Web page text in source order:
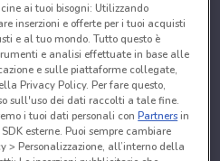
ai tuoi bisogni: Utilizzando
inserzioni e offerte per i tuoi acquisti
e al tuo mondo. Tutto questo è
e analisi effettuate in base alle
e sulle piattaforme collegate,
Privacy Policy. Per fare questo,
sull'uso dei dati raccolti a tale fine.
i tuoi dati personali conPartnersin
esterne. Puoi sempre cambiare
> Personalizzazione, all’interno della